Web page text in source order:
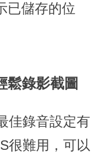
已儲存的位
鬆錄影截圖
佳錄音設定有
很難用，可以